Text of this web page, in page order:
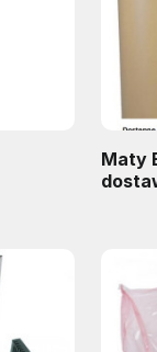
Maty